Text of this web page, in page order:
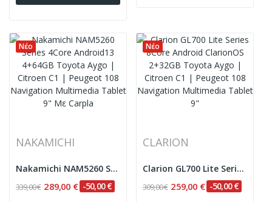
Νέο
NAKAMICHI
Nakamichi NAM5260 Series 4Core Android13 4+64GB...
339,00 € 289,00 € -50,00 €
Νέο
CLARION
Clarion GL700 Lite Series 8Core Android...
309,00 € 259,00 € -50,00 €